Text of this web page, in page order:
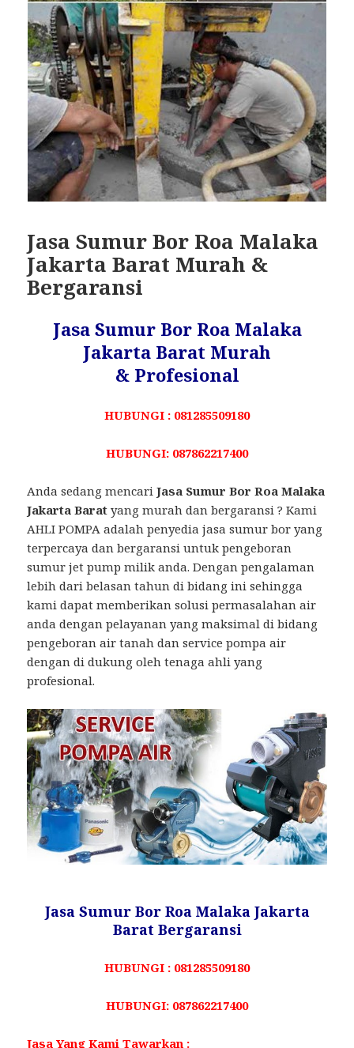
Jasa Sumur Bor Roa Malaka
Jakarta Barat Murah &
Bergaransi
Jasa Sumur Bor Roa Malaka
Jakarta Barat Murah
& Profesional
HUBUNGI : 081285509180
HUBUNGI: 087862217400
Anda sedang mencariJasa Sumur Bor Roa Malaka
Jakarta Barat yang murah dan bergaransi ? Kami
AHLI POMPA adalah penyedia jasa sumur bor yang
terpercaya dan bergaransi untuk pengeboran
sumur jet pump milik anda. Dengan pengalaman
lebih dari belasan tahun di bidang ini sehingga
kami dapat memberikan solusi permasalahan air
anda dengan pelayanan yang maksimal di bidang
pengeboran air tanah dan service pompa air
dengan di dukung oleh tenaga ahli yang
profesional.
Jasa Sumur Bor Roa Malaka Jakarta
Barat Bergaransi
HUBUNGI : 081285509180
HUBUNGI: 087862217400
Jasa Yang Kami Tawarkan :